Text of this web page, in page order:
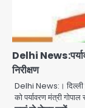
Delhi
निरीक्षण
Delhi News:। दिल्ली
को पर्यावरण मंत्री गोपाल
5